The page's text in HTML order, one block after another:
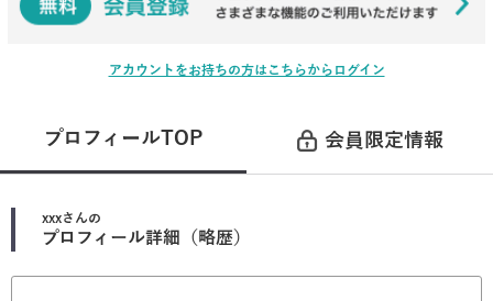
アカウントをお持ちの方はこちらからログイン
プロフィールTOP 会員限定情報
xxxさんの
プロフィール詳細（略歴）